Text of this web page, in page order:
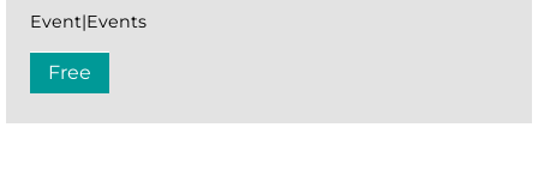
Event|Events
Free